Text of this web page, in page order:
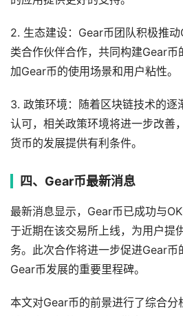
2. 生态建设：Gear币团队积极推
类合作伙伴合作，共同构建Gear币
加Gear币的使用场景和用户粘性。
3. 政策环境：随着区块链技术的逐
认可，相关政策环境将进一步改善
货币的发展提供有利条件。
四、Gear币最新消息
最新消息显示，Gear币已成功与
于近期在该交易所上线，为用户提
务。此次合作将进一步促进Gear币
Gear币发展的重要里程碑。
本文对Gear币的前景进行了综合分